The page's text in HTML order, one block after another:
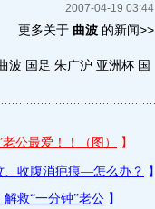
2007-04-19 03:44
更多关于 曲波的新闻>>
波 国足 朱广沪 亚洲杯 国